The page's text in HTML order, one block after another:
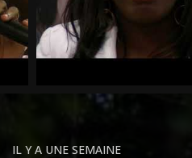
IL Y A UNE SEMAINE